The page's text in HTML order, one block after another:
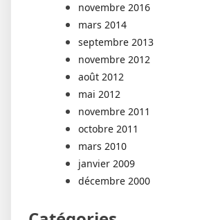
novembre 2016
mars 2014
septembre 2013
novembre 2012
août 2012
mai 2012
novembre 2011
octobre 2011
mars 2010
janvier 2009
décembre 2000